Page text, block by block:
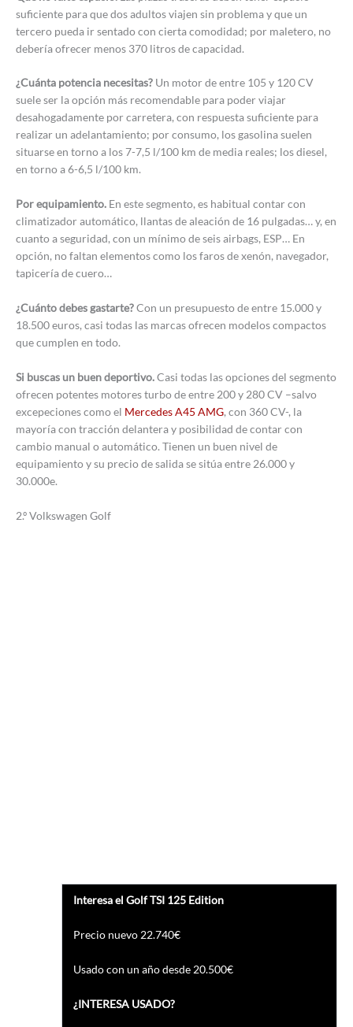
suficiente para que dos adultos viajen sin problema y que un
tercero pueda ir sentado con cierta comodidad; por maletero, no
debería ofrecer menos 370 litros de capacidad.
¿Cuánta potencia necesitas? Un motor de entre 105 y 120 CV
suele ser la opción más recomendable para poder viajar
desahogadamente por carretera, con respuesta suficiente para
realizar un adelantamiento; por consumo, los gasolina suelen
situarse en torno a los 7-7,5 l/100 km de media reales; los diesel,
en torno a 6-6,5 l/100 km.
Por equipamiento. En este segmento, es habitual contar con
climatizador automático, llantas de aleación de 16 pulgadas… y, en
cuanto a seguridad, con un mínimo de seis airbags, ESP… En
opción, no faltan elementos como los faros de xenón, navegador,
tapicería de cuero…
¿Cuánto debes gastarte?Con un presupuesto de entre 15.000 y
18.500 euros, casi todas las marcas ofrecen modelos compactos
que cumplen en todo.
Si buscas un buen deportivo.Casi todas las opciones del segmento
ofrecen potentes motores turbo de entre 200 y 280 CV –salvo
excepeciones como el Mercedes A45 AMG, con 360 CV-, la
mayoría con tracción delantera y posibilidad de contar con
cambio manual o automático. Tienen un buen nivel de
equipamiento y su precio de salida se sitúa entre 26.000 y
30.000e.
2.º Volkswagen Golf
Interesa el Golf TSI 125 Edition
Precio nuevo 22.740€
Usado con un año desde 20.500€
¿INTERESA USADO?